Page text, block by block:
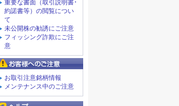
重要な書面（取引説明書･
約諾書等）の閲覧につい
て
未公開株の勧誘にご注意
フィッシング詐欺にご注
意
お取引注意銘柄情報
メンテナンス中のご注意